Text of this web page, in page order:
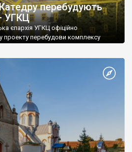
перебудують
УГКЦ
єпархія УГКЦ офіційно
проекту перебудови комплексу
національного значення
додатковий мансардовий поверх на
домініканців, що входить до
нагадаємо, що сам термін
виключно відтворення